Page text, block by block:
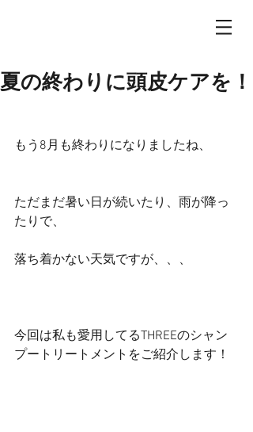
夏の終わりに頭皮ケアを！
もう8月も終わりになりましたね、
ただまだ暑い日が続いたり、雨が降っ
たりで、
落ち着かない天気ですが、、、
今回は私も愛用してるTHREEのシャン
プートリートメントをご紹介します！